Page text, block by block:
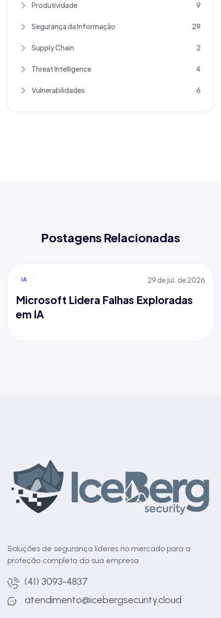
Produtividade 9
Segurança da Informação 29
Supply Chain 2
Threat Intelligence 4
Vulnerabilidades 6
Postagens Relacionadas
IA 29 de jul. de 2026
Microsoft Lidera Falhas Exploradas
em IA
Soluções de segurança líderes no mercado para a
proteção completa da sua empresa
(41) 3093-4837
atendimento@icebergsecurity.cloud